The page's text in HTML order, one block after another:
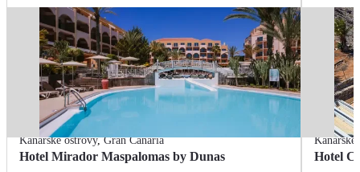
Kanárské ostrovy,Gran Canaria
Hotel Mirador Maspalomas by Dunas
Kanárské
Hotel